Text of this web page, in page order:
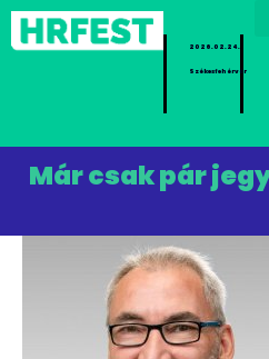
2026.02.24.
Székesfehérvár
Már csak pár